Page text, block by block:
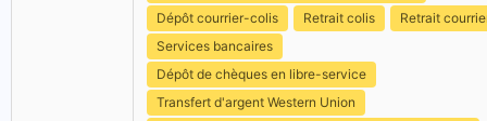
Dépôt courrier-colis
Retrait colis
Retrait
Services bancaires
Dépôt de chèques en libre-service
Transfert d'argent Western Union